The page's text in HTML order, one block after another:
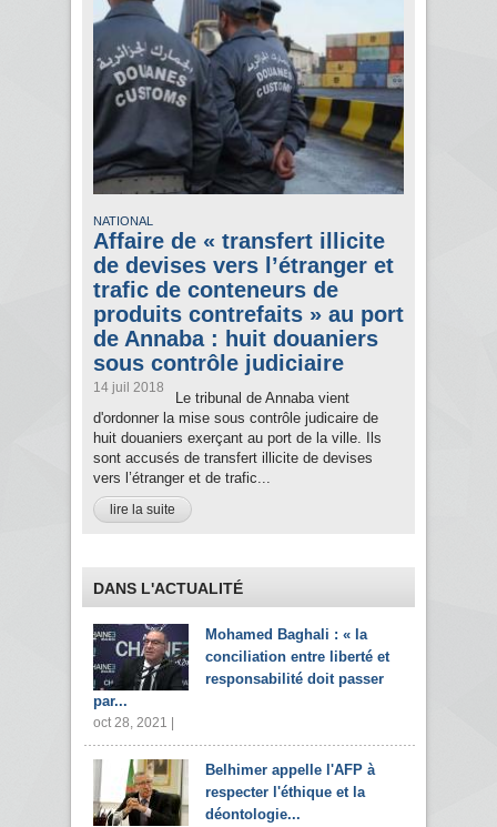
NATIONAL
Affaire de « transfert illicite
de devises vers l’étranger et
trafic de conteneurs de
produits contrefaits » au port
de Annaba : huit douaniers
sous contrôle judiciaire
14 juil 2018
Le tribunal de Annaba vient
d'ordonner la mise sous contrôle judicaire de
huit douaniers exerçant au port de la ville. Ils
sont accusés de transfert illicite de devises
vers l’étranger et de trafic...
lire la suite
DANS L'ACTUALITÉ
Mohamed Baghali : « la
conciliation entre liberté et
responsabilité doit passer
par...
oct 28, 2021 |
Belhimer appelle l'AFP à
respecter l'éthique et la
déontologie...